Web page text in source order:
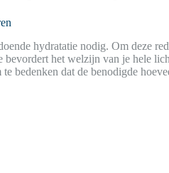
hydratatie nodig. Om deze
het welzijn van je hele
bedenken dat de benodigde